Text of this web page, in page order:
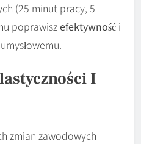
(25 minut pracy, 5
poprawiszefektywność i
I
zmian zawodowych